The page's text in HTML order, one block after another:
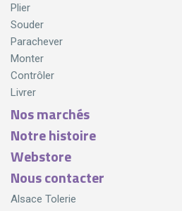
Plier
Souder
Parachever
Monter
Contrôler
Livrer
Nos marchés
Notre histoire
Webstore
Nous contacter
Alsace Tolerie